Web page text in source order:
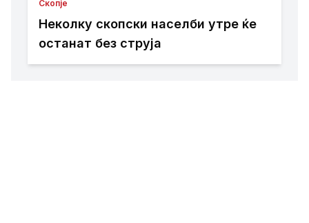
Скопје
Неколку скопски населби утре ќе
останат без струја